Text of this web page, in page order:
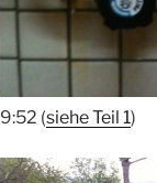
9:52 (siehe Teil 1)